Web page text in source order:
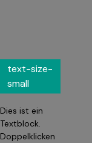
text-size-
small
Dies ist ein
Textblock.
Doppelklicken